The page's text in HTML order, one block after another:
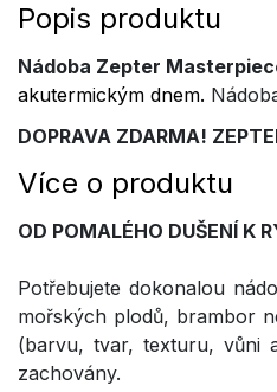
Popis produktu
Nádoba Zepter
akutermickým dnem.
DOPRAVA ZDARMA!
Více o produktu
OD POMALÉHO DUŠENÍ K
Potřebujete dokonalou
mořských plodů, brambor
(barvu, tvar, texturu, vůni
zachovány.